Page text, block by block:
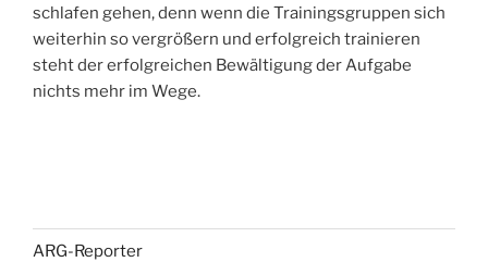
schlafen gehen, denn wenn die Trainingsgruppen sich
weiterhin so vergrößern und erfolgreich trainieren
steht der erfolgreichen Bewältigung der Aufgabe
nichts mehr im Wege.
ARG-Reporter